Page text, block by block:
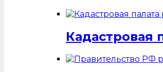
Кадастровая